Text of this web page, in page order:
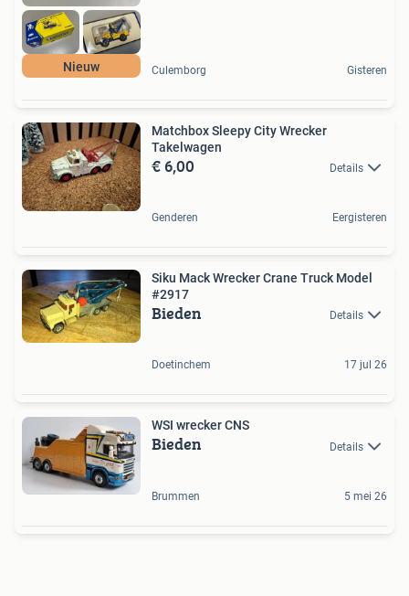
Nieuw Culemborg Gisteren
Matchbox Sleepy City Wrecker
Takelwagen
€ 6,00 Details
Genderen Eergisteren
Siku Mack Wrecker Crane Truck Model
#2917
Bieden Details
Doetinchem 17 jul 26
WSI wrecker CNS
Bieden Details
Brummen 5 mei 26